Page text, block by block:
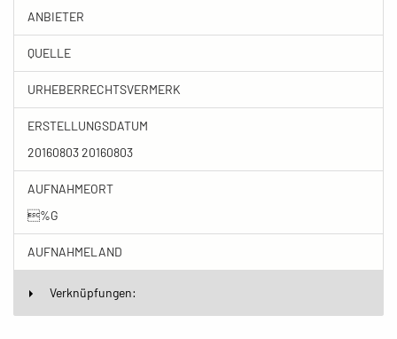
ANBIETER
QUELLE
URHEBERRECHTSVERMERK
ERSTELLUNGSDATUM
20160803 20160803
AUFNAHMEORT
%G
AUFNAHMELAND
Verknüpfungen: